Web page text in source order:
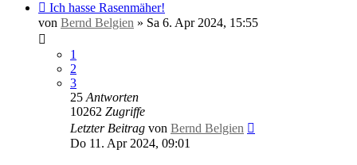
Ich hasse Rasenmäher!
von Bernd Belgien » Sa 6. Apr 2024, 15:55
1
2
3
25 Antworten
10262 Zugriffe
Letzter Beitrag von Bernd Belgien
Do 11. Apr 2024, 09:01